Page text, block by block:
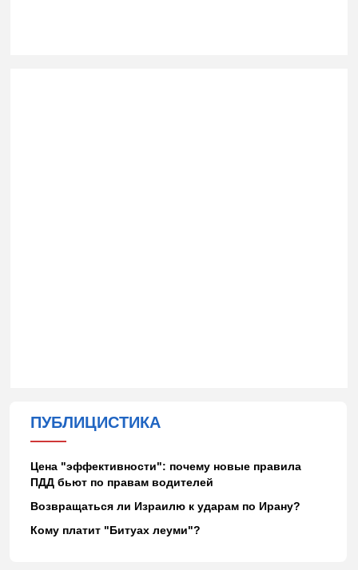
ПУБЛИЦИСТИКА
Цена "эффективности": почему новые правила
ПДД бьют по правам водителей
Возвращаться ли Израилю к ударам по Ирану?
Кому платит "Битуах леуми"?